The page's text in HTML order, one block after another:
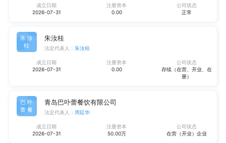
成立日期
2026-07-31
注册资本
0.00
公司状态
正常
朱汝
桂
朱汝桂
法定代表人： 朱汝桂
成立日期
2026-07-31
注册资本
0.00
公司状态
存续（在营、开业、在
册）
巴卟
蕾餐
青岛巴卟蕾餐饮有限公司
法定代表人： 周廷华
成立日期
2026-07-31
注册资本
50.00万
公司状态
在营（开业）企业